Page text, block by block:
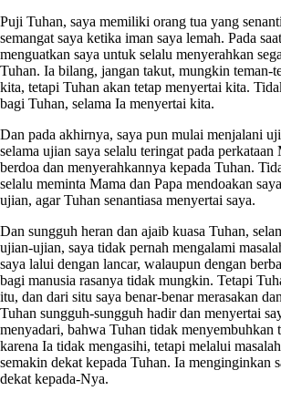
Puji Tuhan, saya memiliki orang tua yang
semangat saya ketika iman saya lemah. Pada
menguatkan saya untuk selalu menyerahkan
Tuhan. Ia bilang, jangan takut, mungkin teman-
kita, tetapi Tuhan akan tetap menyertai kita.
bagi Tuhan, selama Ia menyertai kita.
Dan pada akhirnya, saya pun mulai menjalani
selama ujian saya selalu teringat pada perkataan
berdoa dan menyerahkannya kepada Tuhan.
selalu meminta Mama dan Papa mendoakan
ujian, agar Tuhan senantiasa menyertai saya.
Dan sungguh heran dan ajaib kuasa Tuhan,
ujian-ujian, saya tidak pernah mengalami
saya lalui dengan lancar, walaupun dengan
bagi manusia rasanya tidak mungkin. Tetapi
itu, dan dari situ saya benar-benar merasakan
Tuhan sungguh-sungguh hadir dan menyertai
menyadari, bahwa Tuhan tidak menyembuhkan
karena Ia tidak mengasihi, tetapi melalui
semakin dekat kepada Tuhan. Ia menginginkan
dekat kepada-Nya.